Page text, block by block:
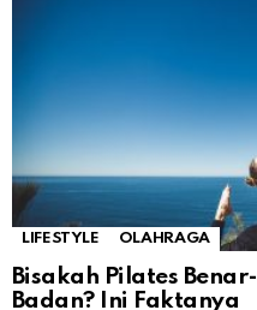
LIFESTYLE OLAHRAGA
Bisakah Pilates
Badan? Ini Faktanya